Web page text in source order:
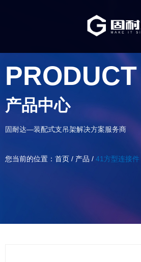
产品中心
固耐达—装配式支吊架解决方案服务商
您当前的位置：首页 / 产品 / 41方型连接